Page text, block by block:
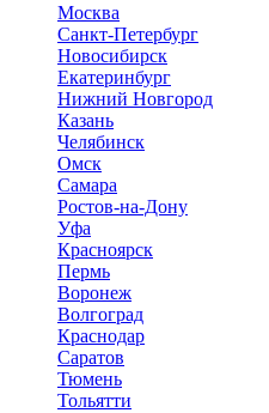
Москва
Санкт-Петербург
Новосибирск
Екатеринбург
Нижний Новгород
Казань
Челябинск
Омск
Самара
Ростов-на-Дону
Уфа
Красноярск
Пермь
Воронеж
Волгоград
Краснодар
Саратов
Тюмень
Тольятти